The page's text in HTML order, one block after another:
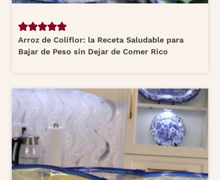
Arroz de Coliflor: la Receta Saludable para
Bajar de Peso sin Dejar de Comer Rico